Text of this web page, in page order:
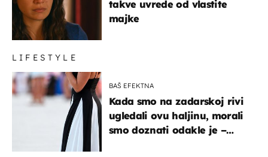
takve uvrede od vlastite
majke
LIFESTYLE
BAŠ EFEKTNA
Kada smo na zadarskoj rivi
ugledali ovu haljinu, morali
smo doznati odakle je –